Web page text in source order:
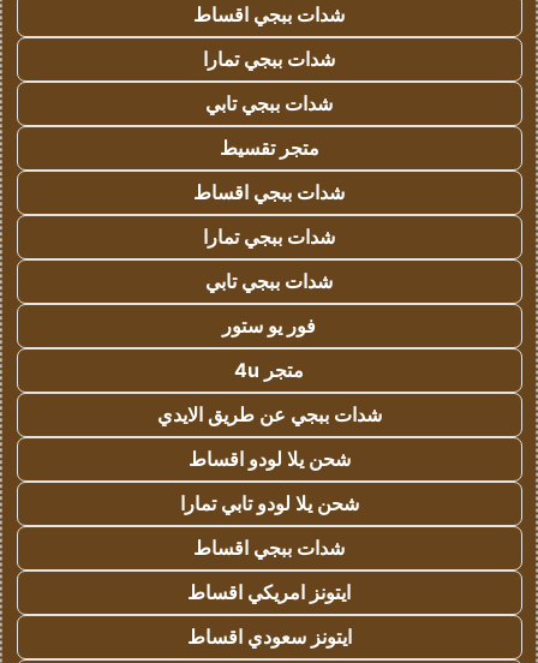
شدات ببجي اقساط
شدات ببجي تمارا
شدات ببجي تابي
متجر تقسيط
شدات ببجي اقساط
شدات ببجي تمارا
شدات ببجي تابي
فور يو ستور
متجر 4u
شدات ببجي عن طريق الايدي
شحن يلا لودو اقساط
شحن يلا لودو تابي تمارا
شدات ببجي اقساط
ايتونز امريكي اقساط
ايتونز سعودي اقساط